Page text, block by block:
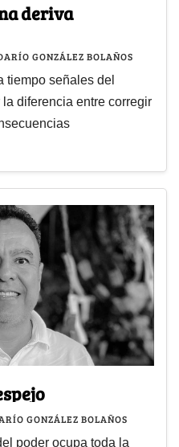
deriva
GONZÁLEZ BOLAÑOS
tiempo señales del
diferencia entre corregir
GONZÁLEZ BOLAÑOS
poder ocupa toda la